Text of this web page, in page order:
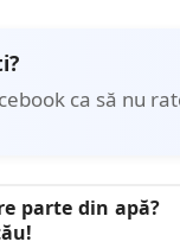
ca să nu
parte din apă?